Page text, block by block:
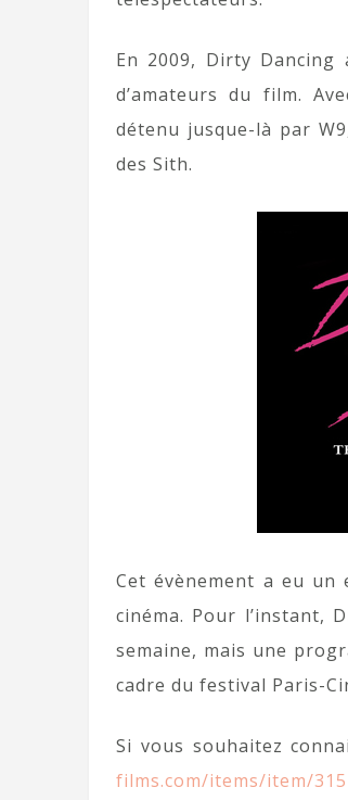
En 2009, Dirty
d’amateurs du film.
détenu jusque-là par
des Sith.
Cet évènement a eu
cinéma. Pour l’instant,
semaine, mais une
cadre du festival Paris-
Si vous souhaitez
films.com/items/item/315